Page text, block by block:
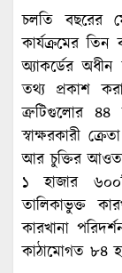
চলতি বছরের
কার্যক্রমের
অ্যাকর্ডের
তথ্য প্রকাশ
ত্রুটিগুলোর ৪৪
স্বাক্ষরকারী
আর চুক্তির
১ হাজার
তালিকাভুক্ত
কারখানা
কাঠামোগত ৮৪